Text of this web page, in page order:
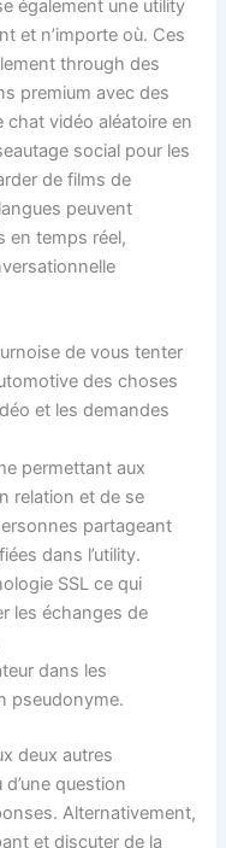
également une utility
et n’importe où. Ces
through des
premium avec des
vidéo aléatoire en
social pour les
de films de
peuvent
en temps réel,
de vous tenter
des choses
et les demandes
permettant aux
relation et de se
partageant
dans l’utility.
SSL ce qui
les échanges de
dans les
pseudonyme.
deux autres
question
Alternativement,
et discuter de la